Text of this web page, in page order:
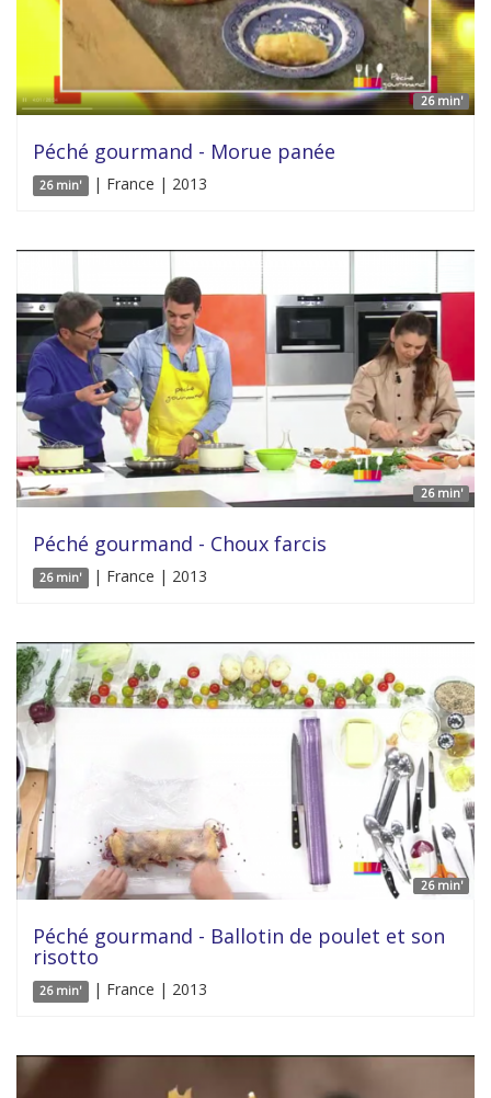
26 min'
Péché gourmand - Morue panée
26 min' | France | 2013
26 min'
Péché gourmand - Choux farcis
26 min' | France | 2013
26 min'
Péché gourmand - Ballotin de poulet et son
risotto
26 min' | France | 2013